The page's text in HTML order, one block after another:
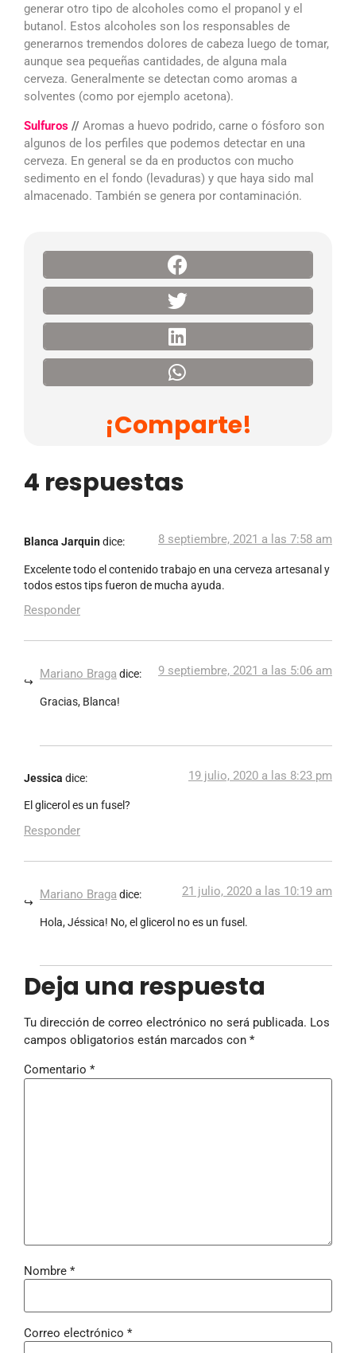
generar otro tipo de alcoholes como el propanol y el
butanol. Estos alcoholes son los responsables de
generarnos tremendos dolores de cabeza luego de tomar,
aunque sea pequeñas cantidades, de alguna mala
cerveza. Generalmente se detectan como aromas a
solventes (como por ejemplo acetona).
Sulfuros // Aromas a huevo podrido, carne o fósforo son
algunos de los perfiles que podemos detectar en una
cerveza. En general se da en productos con mucho
sedimento en el fondo (levaduras) y que haya sido mal
almacenado. También se genera por contaminación.
¡Comparte!
4 respuestas
Blanca Jarquindice: 8 septiembre, 2021 a las 7:58 am
Excelente todo el contenido trabajo en una cerveza artesanal y
todos estos tips fueron de mucha ayuda.
Responder
Mariano Braga dice: 9 septiembre, 2021 a las 5:06 am
Gracias, Blanca!
Jessica dice: 19 julio, 2020 a las 8:23 pm
El glicerol es un fusel?
Responder
Mariano Braga dice: 21 julio, 2020 a las 10:19 am
Hola, Jéssica! No, el glicerol no es un fusel.
Deja una respuesta
Tu dirección de correo electrónico no será publicada. Los
campos obligatorios están marcados con *
Comentario *
Nombre *
Correo electrónico *